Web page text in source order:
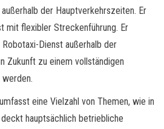
der Hauptverkehrszeiten. Er
mit flexibler Streckenführung. Er
Dienst außerhalb der
Zukunft zu einem vollständigen
eine Vielzahl von Themen, wie in
hauptsächlich betriebliche